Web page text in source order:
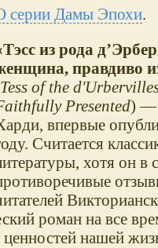
серии Дамы Эпохи.
Тэсс из рода
правдиво
Tess of the
Presented) —
впервые
Считается
хотя он в
роман на все
ценностей нашей